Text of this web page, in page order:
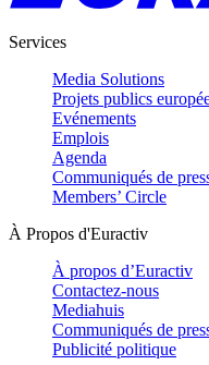
Services
Media Solutions
Projets publics
Evénements
Emplois
Agenda
Communiqués de
Members’ Circle
À Propos d'Euractiv
À propos d’Euractiv
Contactez-nous
Mediahuis
Communiqués de
Publicité politique